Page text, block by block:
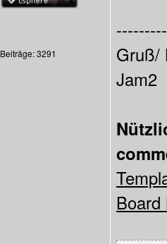
Beiträge: 3291
Gruß/
Jam2
Board